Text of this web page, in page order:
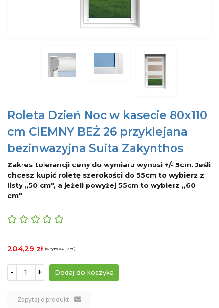
Roleta Dzień Noc w kasecie 80x110
cm CIEMNY BEŻ 26 przyklejana
bezinwazyjna Suita Zakynthos
Zakres tolerancji ceny do wymiaru wynosi +/- 5cm. Jeśli
chcesz kupić roletę szerokości do 55cm to wybierz z
listy ,,50 cm", a jeżeli powyżej 55cm to wybierz ,,60
cm"
204,29 zł (w tym VAT 23%)
- +
Zapytaj o produkt